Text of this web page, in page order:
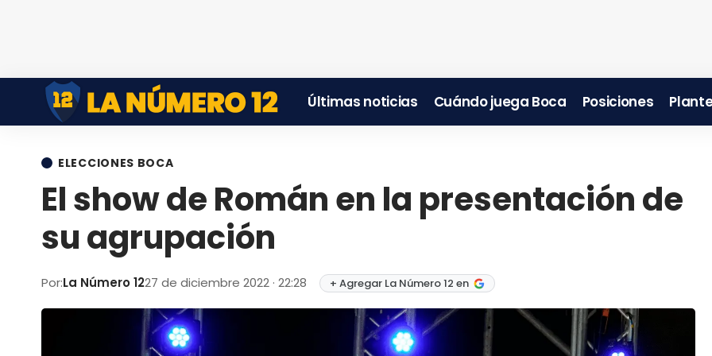
Últimas noticias Cuándo juega Boca Posiciones
ELECCIONES BOCA
El show de Román en la presentación de
su agrupación
Por:La Número 1227 de diciembre 2022 · 22:28 + Agregar La Número 12 en